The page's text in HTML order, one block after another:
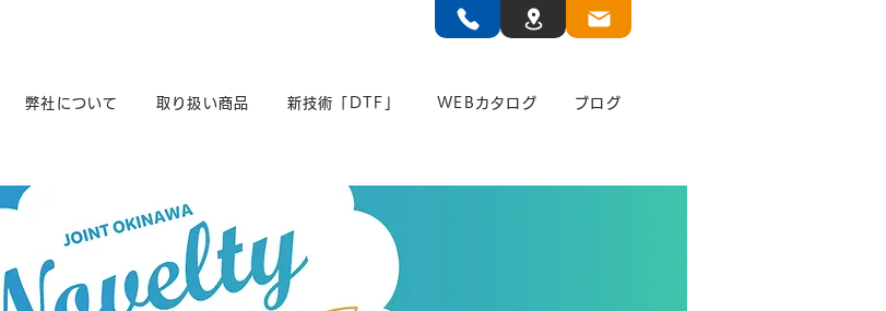
弊社について 取り扱い商品 新技術「DTF」 WEBカタログ ブログ